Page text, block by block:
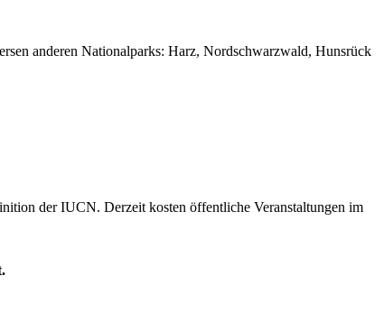
anderen Nationalparks: Harz, Nordschwarzwald, Hunsrück
der IUCN. Derzeit kosten öffentliche Veranstaltungen im